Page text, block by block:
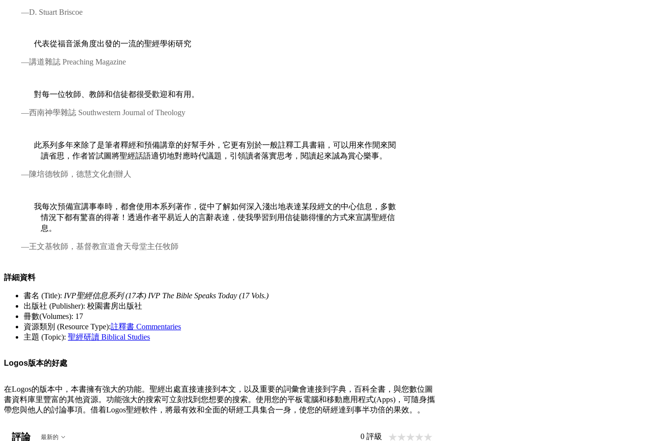
—D. Stuart Briscoe
代表從福音派角度出發的一流的聖經學術研究
—講道雜誌 Preaching Magazine
對每一位牧師、教師和信徒都很受歡迎和有用。
—西南神學雜誌 Southwestern Journal of Theology
此系列多年來除了是筆者釋經和預備講章的好幫手外，它更有別於一般註釋工具書籍，可以用來作閒來閱
讀省思，作者皆試圖將聖經話語適切地對應時代議題，引領讀者落實思考，閱讀起來誠為賞心樂事。
—陳培德牧師，德慧文化創辦人
我每次預備宣講事奉時，都會使用本系列著作，從中了解如何深入淺出地表達某段經文的中心信息，多數
情況下都有驚喜的得著！透過作者平易近人的言辭表達，使我學習到用信徒聽得懂的方式來宣講聖經信
息。
—王文基牧師，基督教宣道會天母堂主任牧師
詳細資料
書名 (Title): IVP聖經信息系列 (17本) IVP The Bible Speaks Today (17 Vols.)
出版社 (Publisher): 校園書房出版社
冊數(Volumes): 17
資源類別 (Resource Type):註釋書 Commentaries
主題 (Topic): 聖經研讀 Biblical Studies
Logos版本的好處
在Logos的版本中，本書擁有強大的功能。聖經出處直接連接到本文，以及重要的詞彙會連接到字典，百科全書，與您數位圖
書資料庫里豐富的其他資源。功能強大的搜索可立刻找到您想要的搜索。使用您的平板電腦和移動應用程式(Apps)，可隨身攜
帶您與他人的討論事項。借着Logos聖經軟件，將最有效和全面的研經工具集合一身，使您的研經達到事半功倍的果效。。
評論 最新的 0評級